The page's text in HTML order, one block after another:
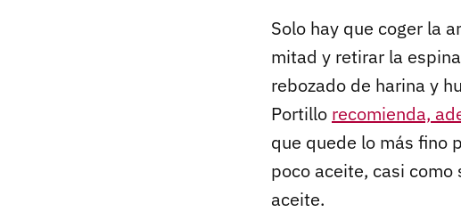
Solo hay que coger la
mitad y retirar la
rebozado de harina y
Portillo recomienda,
que quede lo más fino
poco aceite, casi
aceite.